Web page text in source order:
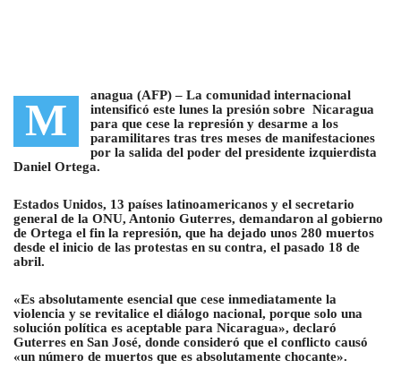
M anagua (AFP) – La comunidad internacional
intensificó este lunes la presión sobre Nicaragua
para que cese la represión y desarme a los
paramilitares tras tres meses de manifestaciones
por la salida del poder del presidente izquierdista
Daniel Ortega.
Estados Unidos, 13 países latinoamericanos y el secretario
general de la ONU, Antonio Guterres, demandaron al gobierno
de Ortega el fin la represión, que ha dejado unos 280 muertos
desde el inicio de las protestas en su contra, el pasado 18 de
abril.
«Es absolutamente esencial que cese inmediatamente la
violencia y se revitalice el diálogo nacional, porque solo una
solución política es aceptable para Nicaragua», declaró
Guterres en San José, donde consideró que el conflicto causó
«un número de muertos que es absolutamente chocante».